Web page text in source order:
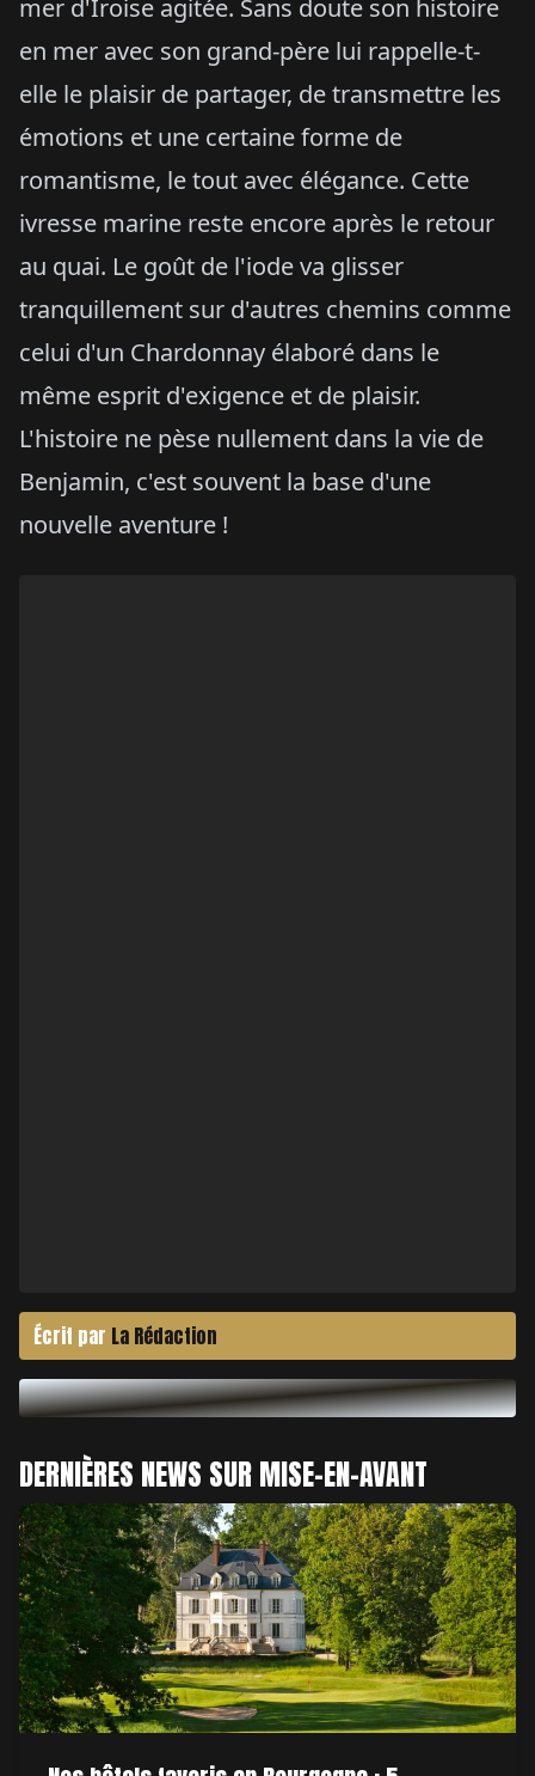
mer d'Iroise agitée. Sans doute son histoire
en mer avec son grand-père lui rappelle-t-
elle le plaisir de partager, de transmettre les
émotions et une certaine forme de
romantisme, le tout avec élégance. Cette
ivresse marine reste encore après le retour
au quai. Le goût de l'iode va glisser
tranquillement sur d'autres chemins comme
celui d'un Chardonnay élaboré dans le
même esprit d'exigence et de plaisir.
L'histoire ne pèse nullement dans la vie de
Benjamin, c'est souvent la base d'une
nouvelle aventure !
Écrit par La Rédaction
DERNIÈRES NEWS SUR MISE-EN-AVANT